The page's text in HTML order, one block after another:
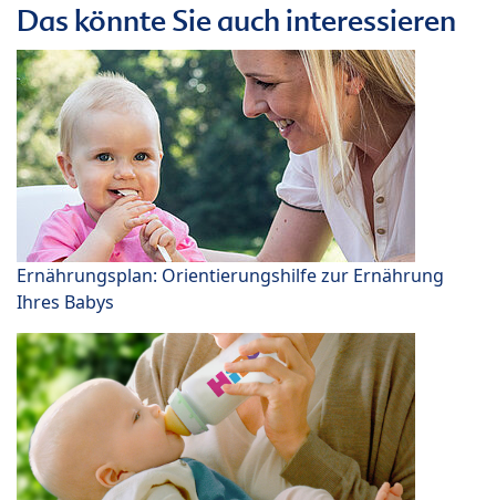
Das könnte Sie auch interessieren
Ernährungsplan: Orientierungshilfe zur Ernährung
Ihres Babys